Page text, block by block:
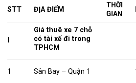
STT ĐỊA ĐIỂM
THỜI
GIAN
Giá thuê xe 7 chỗ
có tài xếđi trong
TPHCM
1 Sân Bay – Quận 1